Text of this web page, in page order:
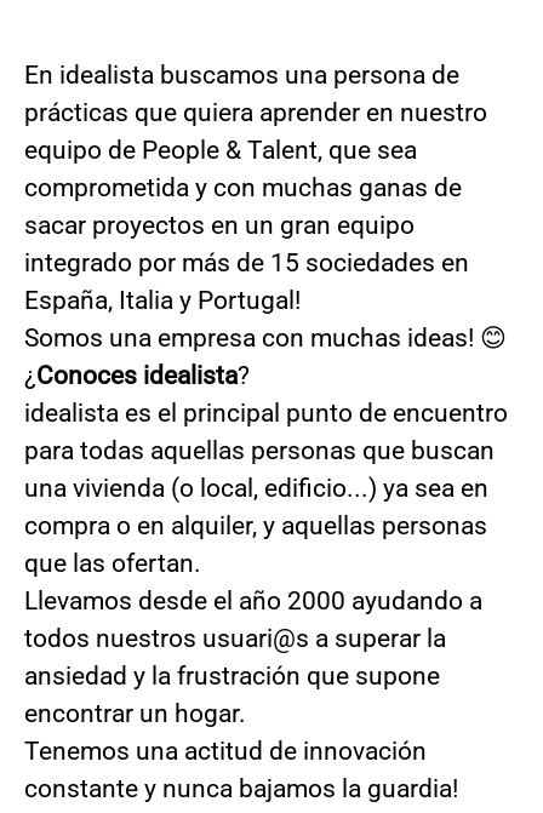
En idealista buscamos una persona de
prácticas que quiera aprender en nuestro
equipo de People & Talent, que sea
comprometida y con muchas ganas de
sacar proyectos en un gran equipo
integrado por más de 15 sociedades en
España, Italia y Portugal!
Somos una empresa con muchas ideas! 😊
¿ Conoces idealista?
idealista es el principal punto de encuentro
para todas aquellas personas que buscan
una vivienda (o local, edificio...) ya sea en
compra o en alquiler, y aquellas personas
que las ofertan.
Llevamos desde el año 2000 ayudando a
todos nuestros usuari@s a superar la
ansiedad y la frustración que supone
encontrar un hogar.
Tenemos una actitud de innovación
constante y nunca bajamos la guardia!